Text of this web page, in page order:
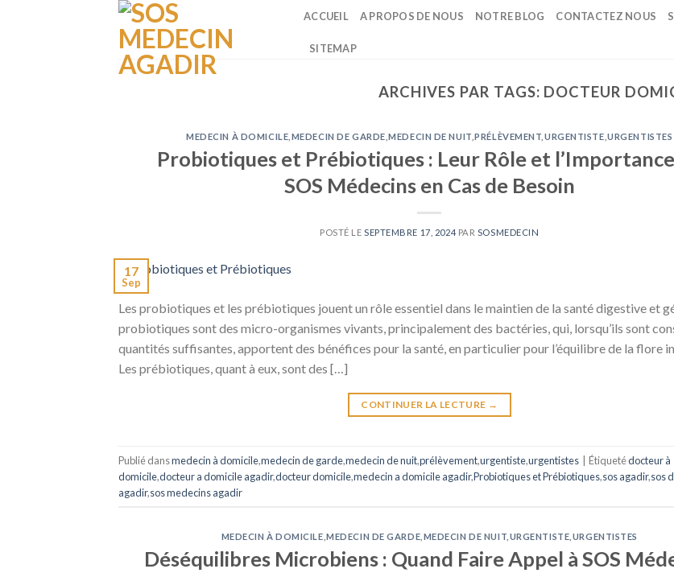
ACCUEIL A PROPOS DE NOUS NOTRE BLOG CONTACTEZ NOUS
SITEMAP
ARCHIVES PAR TAGS: DOCTEUR
MEDECIN À DOMICILE MEDECIN DE GARDE ,MEDECIN DE NUIT ,PRÉLÈVEMENT ,URGENTISTE ,URGENTISTES
Probiotiques et Prébiotiques : Leur Rôle et
SOS Médecins en Cas de Besoin
POSTÉ LESEPTEMBRE 17, 2024 PAR SOSMEDECIN
17
Sep
Les probiotiques et les prébiotiques jouent un rôle essentiel dans le maintien de la santé digestive et
probiotiques sont des micro-organismes vivants, principalement des bactéries, qui, lorsqu’ils sont
quantités suffisantes, apportent des bénéfices pour la santé, en particulier pour l’équilibre de la flore
Les prébiotiques, quant à eux, sont des […]
CONTINUER LA LECTURE →
Publié dansmedecin à domicile,medecin de garde,medecin de nuit,prélèvement,urgentiste,urgentistes Étiquetédocteur à
domicile,docteur a domicile agadir,docteur domicile,medecin a domicile agadir,Probiotiques et Prébiotiques,sos agadir,sos
agadir,sos medecins agadir
MEDECIN À DOMICILE ,MEDECIN DE GARDE MEDECIN DE NUIT URGENTISTE URGENTISTES
Déséquilibres Microbiens : Quand Faire Appel à SOS